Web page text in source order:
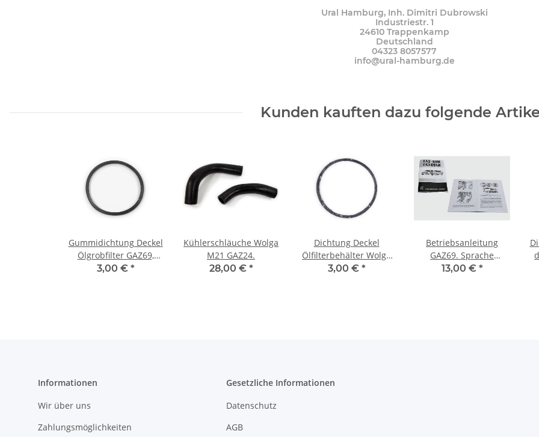
Ural Hamburg, Inh. Dimitri Dubrowski
Industriestr. 1
24610 Trappenkamp
Deutschland
04323 8057577
info@ural-hamburg.de
Kunden kauften dazu folgende
Gummidichtung Deckel
Ölgrobfilter GAZ69,
Wolga M21.
3,00 € *
Kühlerschläuche Wolga
M21 GAZ24.
28,00 € *
Dichtung Deckel
Ölfilterbehälter Wolga
M21, GAZ69, GAZ51,
3,00 € *
Betriebsanleitung
GAZ69. Sprache
deutsch.
13,00 € *
Informationen
Wir über uns
Zahlungsmöglichkeiten
Gesetzliche Informationen
Datenschutz
AGB